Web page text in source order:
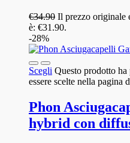
€34.90 Il prezzo originale
è: €31.90.
-28%
Scegli Questo prodotto
essere scelte nella pagina
Phon
hybrid con